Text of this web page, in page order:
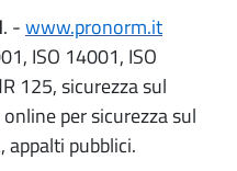
. -www.pronorm.it
ISO 14001, ISO
125, sicurezza sul
per sicurezza sul
appalti pubblici.